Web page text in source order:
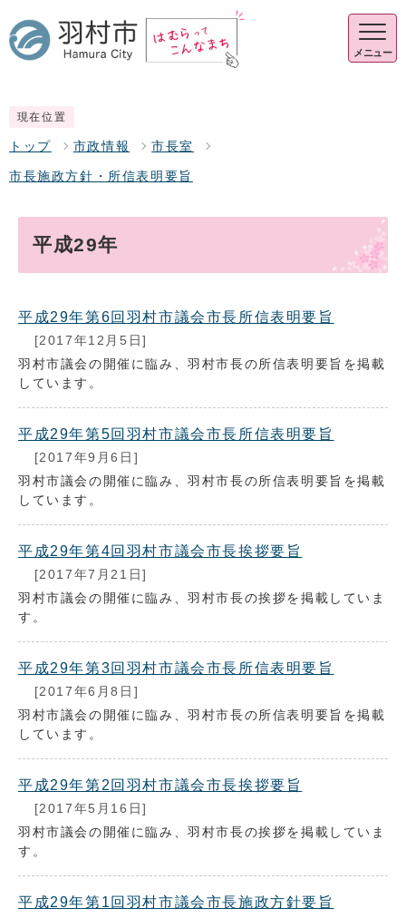
メニュー
現在位置
トップ 市政情報 市長室
市長施政方針・所信表明要旨
平成29年
平成29年第6回羽村市議会市長所信表明要旨
[2017年12月5日]
羽村市議会の開催に臨み、羽村市長の所信表明要旨を掲載
しています。
平成29年第5回羽村市議会市長所信表明要旨
[2017年9月6日]
羽村市議会の開催に臨み、羽村市長の所信表明要旨を掲載
しています。
平成29年第4回羽村市議会市長挨拶要旨
[2017年7月21日]
羽村市議会の開催に臨み、羽村市長の挨拶を掲載していま
す。
平成29年第3回羽村市議会市長所信表明要旨
[2017年6月8日]
羽村市議会の開催に臨み、羽村市長の所信表明要旨を掲載
しています。
平成29年第2回羽村市議会市長挨拶要旨
[2017年5月16日]
羽村市議会の開催に臨み、羽村市長の挨拶を掲載していま
す。
平成29年第1回羽村市議会市長施政方針要旨